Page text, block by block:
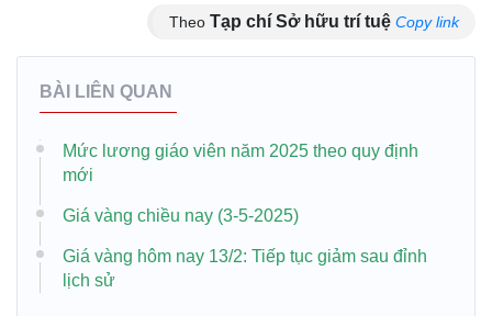
Theo Tạp chí Sở hữu trí tuệ Copy link
BÀI LIÊN QUAN
Mức lương giáo viên năm 2025 theo quy định
mới
Giá vàng chiều nay (3-5-2025)
Giá vàng hôm nay 13/2: Tiếp tục giảm sau đỉnh
lịch sử